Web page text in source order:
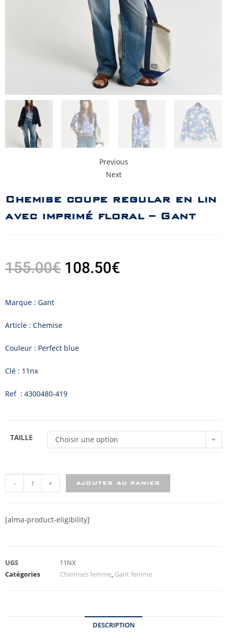
Previous
Next
Chemise coupe regular en lin
avec imprimé floral – Gant
155.00€ 108.50€
Marque : Gant
Article : Chemise
Couleur : Perfect blue
Clé : 11nx
Ref : 4300480-419
TAILLE Choisir une option
- + AJOUTER AU PANIER
[alma-product-eligibility]
UGS
11NX
Catégories
Chemises femme, Gant femme
DESCRIPTION